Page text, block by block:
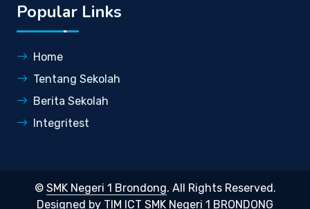
Popular Links
Home
Tentang Sekolah
Berita Sekolah
Integritest
© SMK Negeri 1 Brondong. All Rights Reserved.
Designed by TIM ICT SMK Negeri 1 BRONDONG